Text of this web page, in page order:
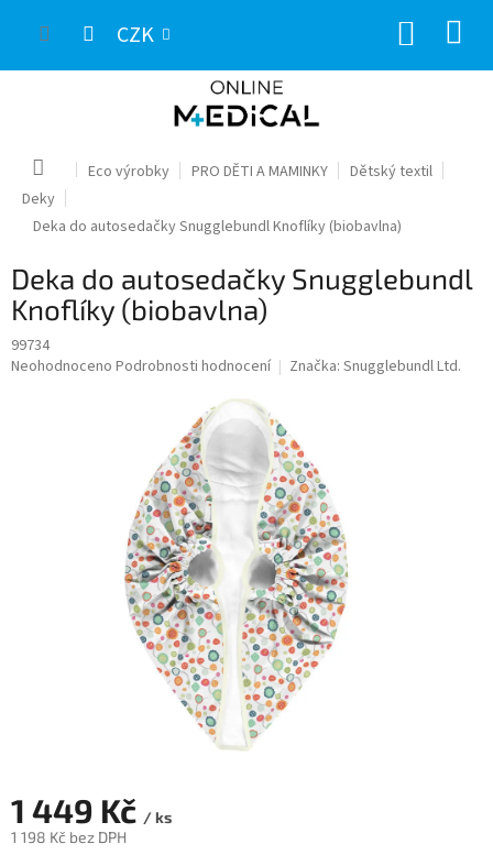
CZK
Domů Eco výrobky PRO DĚTI A MAMINKY
Dětský textil
Deky
Deka do autosedačky Snugglebundl Knoflíky (biobavlna)
Deka do autosedačky Snugglebundl
Knoflíky (biobavlna)
99734
Průměrné
Neohodnoceno Podrobnosti hodnocení Značka: Snugglebundl Ltd.
1 449 Kč / ks
1 198 Kč bez DPH